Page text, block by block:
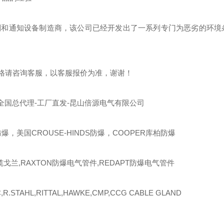
通知设备制造商，该公司已经开发出了一系列专门为恶劣的环境
请咨询客服，以客服报价为准，谢谢！
国总代理-工厂直发-昆山倍源电气有限公司
，美国CROUSE-HINDS防爆，COOPER库柏防爆
兰,RAXTON防爆电气管件,REDAPT防爆电气管件
CABLE GLAND